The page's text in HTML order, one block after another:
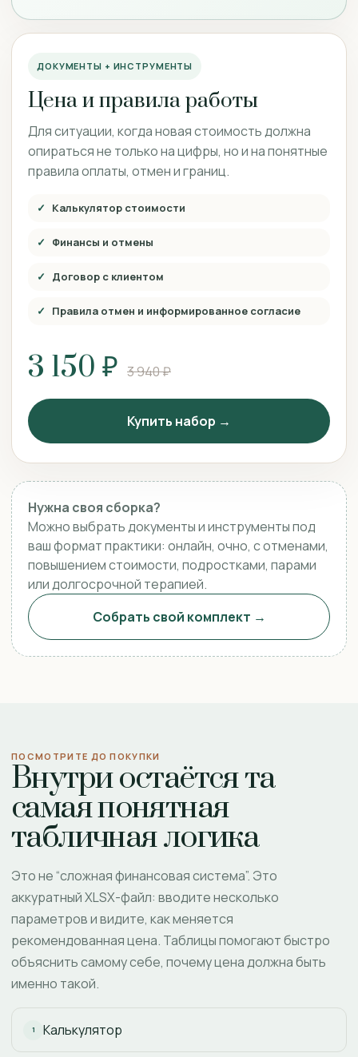
ДОКУМЕНТЫ + ИНСТРУМЕНТЫ
Цена и правила работы
Для ситуации, когда новая стоимость должна
опираться не только на цифры, но и на понятные
правила оплаты, отмен и границ.
Калькулятор стоимости
Финансы и отмены
Договор с клиентом
Правила отмен и информированное согласие
3 150 ₽ 3 940 ₽
Купить набор →
Нужна своя сборка?
Можно выбрать документы и инструменты под
ваш формат практики: онлайн, очно, с отменами,
повышением стоимости, подростками, парами
или долгосрочной терапией.
Собрать свой комплект →
ПОСМОТРИТЕ ДО ПОКУПКИ
Внутри остаётся та
самая понятная
табличная логика
Это не “сложная финансовая система”. Это
аккуратный XLSX-файл: вводите несколько
параметров и видите, как меняется
рекомендованная цена. Таблицы помогают быстро
объяснить самому себе, почему цена должна быть
именно такой.
1 Калькулятор